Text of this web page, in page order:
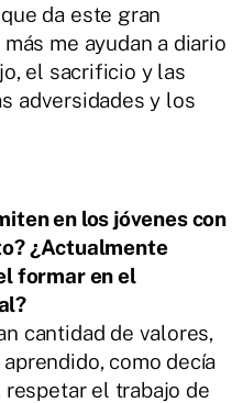
da este gran
me ayudan a diario
el sacrificio y las
adversidades y los
en los jóvenescon
¿Actualmente
formar en el
cantidad de valores,
como decía
respetar el trabajo de